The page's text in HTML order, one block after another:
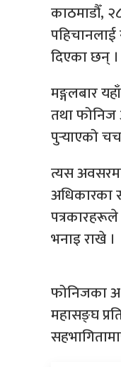
काठमाडौँ,
पहिचानलाई
दिएका छन् ।
मङ्गलबार
तथा फोनिज
पुर्‍याएको
त्यस
अधिकारका
पत्रकारहरूले
भनाइ राखे ।
फोनिजका
महासङ्घ